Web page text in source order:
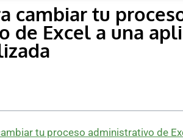
cambiar tu
de Excel a una
tu proceso administrativo de